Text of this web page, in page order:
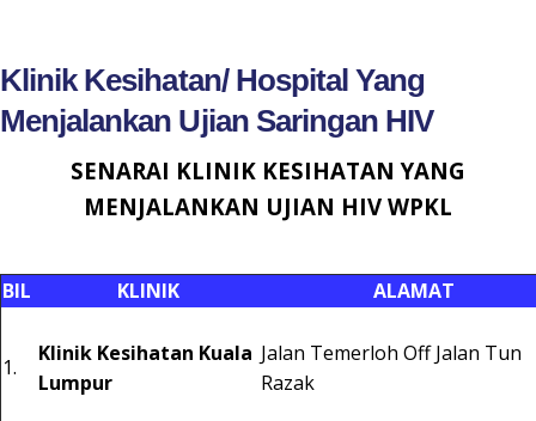
Klinik Kesihatan/ Hospital Yang
Menjalankan Ujian Saringan HIV
SENARAI KLINIK KESIHATAN YANG
MENJALANKAN UJIAN HIV WPKL
BIL KLINIK ALAMAT
1.
Klinik Kesihatan Kuala
Lumpur
Jalan Temerloh Off Jalan Tun
Razak